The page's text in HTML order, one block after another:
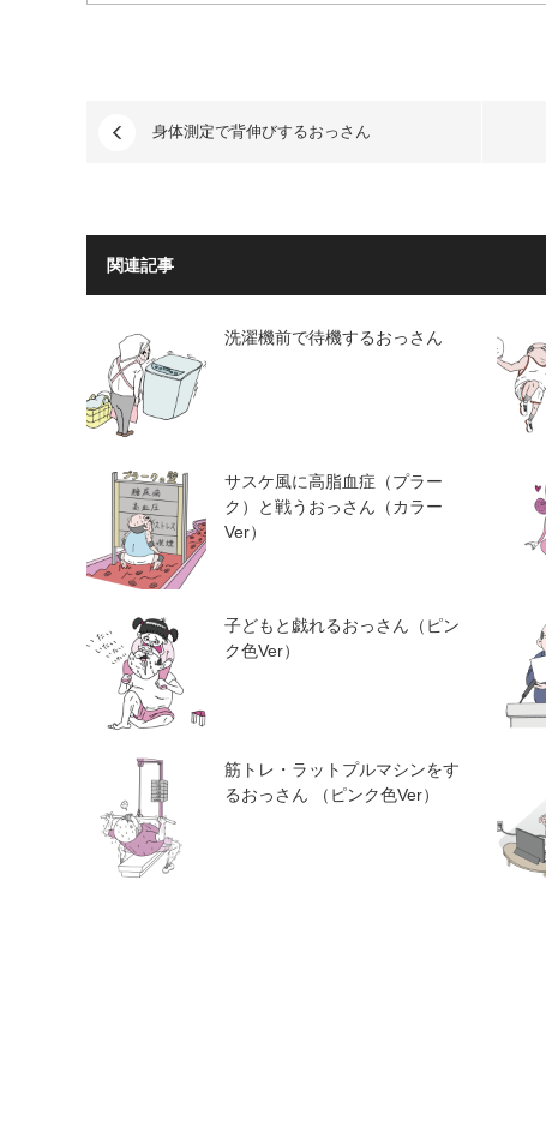
身体測定で背伸びするおっさん
関連記事
洗濯機前で待機するおっさん
サスケ風に高脂血症（プラー
ク）と戦うおっさん（カラー
Ver）
子どもと戯れるおっさん（ピン
ク色Ver）
筋トレ・ラットプルマシンをす
るおっさん （ピンク色Ver）